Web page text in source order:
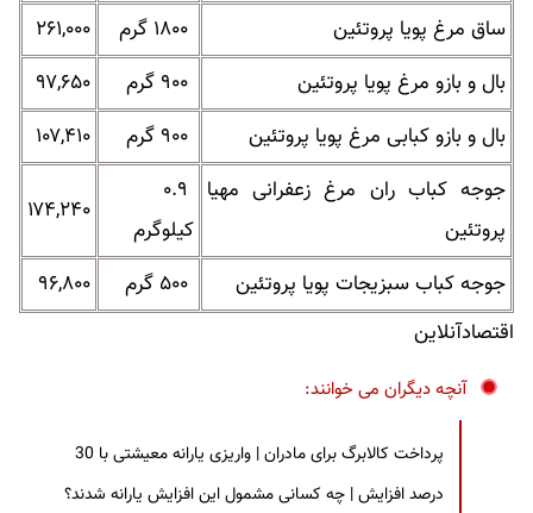
ساق مرغ پویا پروتئین
۲۶۱,۰۰۰
بال و بازو مرغ پویا پروتئین
۹۷,۶۵۰
بال و بازو کبابی مرغ پویا پروتئین
۱۰۷,۴۱۰
جوجه کباب ران مرغ زعفرانی مهیا
پروتئین
۰.۹
کیلوگرم
۱۷۴,۲۴۰
جوجه کباب سبزیجات پویا پروتئین
۹۶,۸۰۰
اقتصادآنلاین
آنچه دیگران می خوانند:
پرداخت کالابرگ برای مادران | واریزی یارانه معیشتی با 30
درصد افزایش | چه کسانی مشمول این افزایش یارانه شدند؟